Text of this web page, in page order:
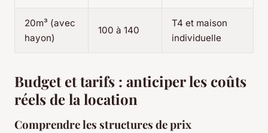
20m³ (avec
hayon)
100 à 140
T4 et maison
individuelle
Budget et tarifs : anticiper les coûts
réels de la location
Comprendre les structures de prix